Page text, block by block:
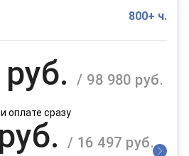
800+ ч.
/ 98 980 руб.
оплате сразу
/ 16 497 руб.